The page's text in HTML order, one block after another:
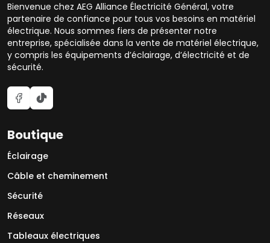
Bienvenue chez AEG Alliance Électricité Général, votre
partenaire de confiance pour tous vos besoins en matériel
électrique. Nous sommes fiers de présenter notre
entreprise, spécialisée dans la vente de matériel électrique,
y compris les équipements d’éclairage, d’électricité et de
sécurité.
Boutique
Éclairage
Câble et cheminement
Sécurité
Réseaux
Tableaux électriques